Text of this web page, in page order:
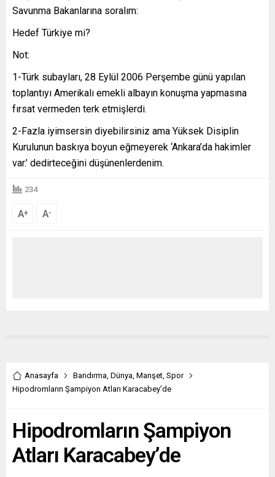
Savunma Bakanlarına soralım:
Hedef Türkiye mi?
Not:
1-Türk subayları, 28 Eylül 2006 Perşembe günü yapılan
toplantıyı Amerikalı emekli albayın konuşma yapmasına
fırsat vermeden terk etmişlerdi.
2-Fazla iyimsersin diyebilirsiniz ama Yüksek Disiplin
Kurulunun baskıya boyun eğmeyerek ‘Ankara’da hakimler
var.’ dedirteceğini düşünenlerdenim.
234
A+ A-
Anasayfa Bandırma, Dünya, Manşet, Spor
Hipodromların Şampiyon Atları Karacabey’de
Hipodromların Şampiyon
Atları Karacabey’de